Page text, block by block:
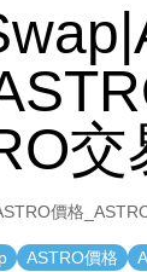
價格
ASTRO價格